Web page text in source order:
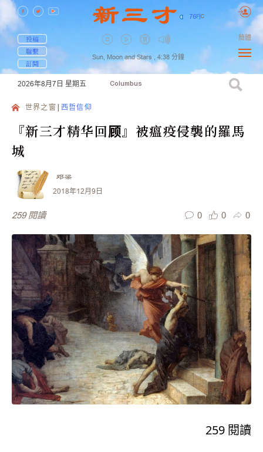
76F| C
投稿
聯繫
訂閱
Sun, Moon and Stars , 4:38 分鐘
簡體
2026年8月7日 星期五 Columbus
世界之窗 西哲信仰
『新三才精华回顾』被瘟疫侵襲的羅馬
城
邓梁
2018年12月9日
259 閱讀 0 0 0
259 閱讀